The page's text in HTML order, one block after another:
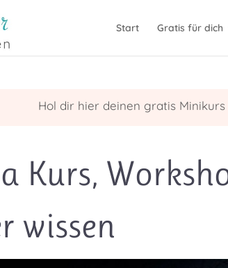
Start Gratis für dich
Kurs,
wissen
Hol dir hier deinen gratis